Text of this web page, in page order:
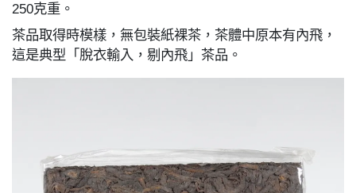
250克重。
茶品取得時模樣，無包裝紙裸茶，茶體中原本有內飛，
這是典型「脫衣輸入，剔內飛」茶品。